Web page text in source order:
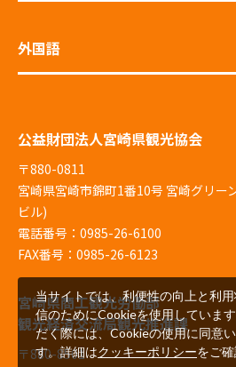
外国語
公益財団法人宮崎県観光協会
〒880-0811
宮崎県宮崎市錦町1番10号 宮崎グリー
ビル)
電話番号：0985-26-6100
FAX番号：0985-26-6123
宮崎県商工観光労働部
観光経済交流局観光推進課
〒880-8501
当サイトでは、利便性の向上と利
信のためにCookieを使用しています
だく際には、Cookieの使用に同意
す。詳細はクッキーポリシーをご確